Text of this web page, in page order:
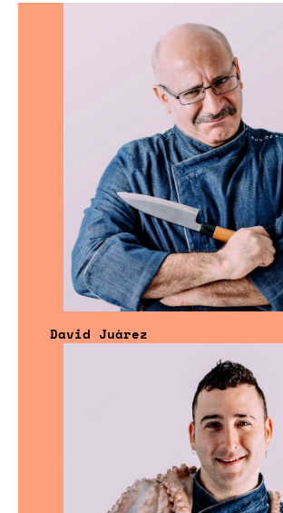
David Juárez